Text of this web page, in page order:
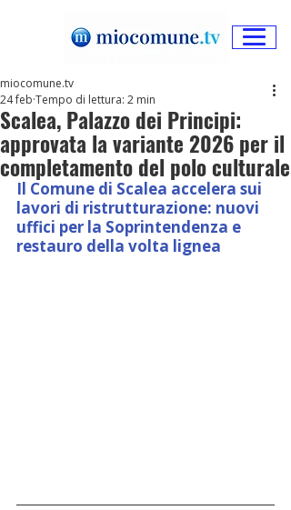
Scalea, Palazzo dei Principi:
approvata la variante 2026 per il
completamento del polo culturale
miocomune.tv
24 feb Tempo di lettura: 2 min
Il Comune di Scalea accelera sui
lavori di ristrutturazione: nuovi
uffici per la Soprintendenza e
restauro della volta lignea